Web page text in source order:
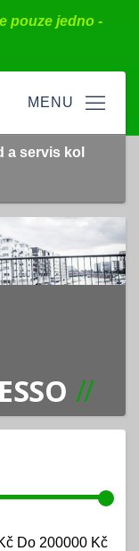
pouze jedno -
servis kol
Do 200000 Kč